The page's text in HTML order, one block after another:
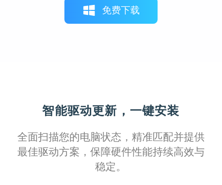
免费下载
智能驱动更新，一键安装
全面扫描您的电脑状态，精准匹配并提供
最佳驱动方案，保障硬件性能持续高效与
稳定。